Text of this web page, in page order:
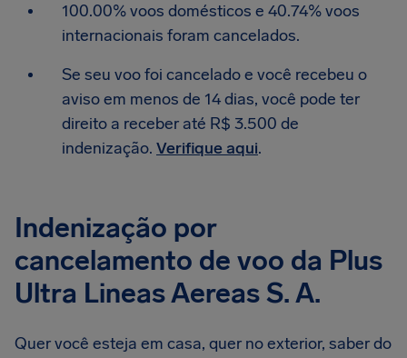
100.00% voos domésticos e 40.74% voos
internacionais foram cancelados.
Se seu voo foi cancelado e você recebeu o
aviso em menos de 14 dias, você pode ter
direito a receber até R$ 3.500 de
indenização. Verifique aqui.
Indenização por
cancelamento de voo da Plus
Ultra Lineas Aereas S. A.
Quer você esteja em casa, quer no exterior, saber do